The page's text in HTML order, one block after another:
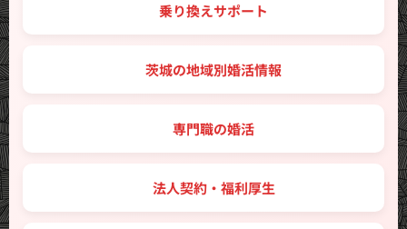
🔑 乗り換えサポート
🗾 茨城の地域別婚活情報
💼 専門職の婚活
🤝 法人契約・福利厚生